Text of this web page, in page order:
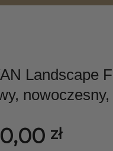
Landscape
zł